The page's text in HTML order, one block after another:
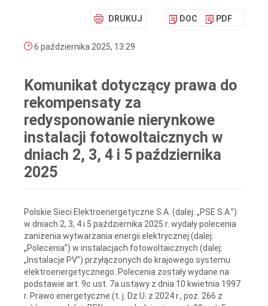
DRUKUJ DOC PDF
6 października 2025, 13:29
Komunikat dotyczący prawa do
rekompensaty za
redysponowanie nierynkowe
instalacji fotowoltaicznych w
dniach 2, 3, 4 i 5 października
2025
Polskie Sieci Elektroenergetyczne S.A. (dalej: „PSE S.A.”)
w dniach 2, 3, 4 i 5 października 2025 r. wydały polecenia
zaniżenia wytwarzania energii elektrycznej (dalej:
„Polecenia”) w instalacjach fotowoltaicznych (dalej:
„Instalacje PV”) przyłączonych do krajowego systemu
elektroenergetycznego. Polecenia zostały wydane na
podstawie art. 9c ust. 7a ustawy z dnia 10 kwietnia 1997
r. Prawo energetyczne (t. j. Dz.U. z 2024 r., poz. 266 z